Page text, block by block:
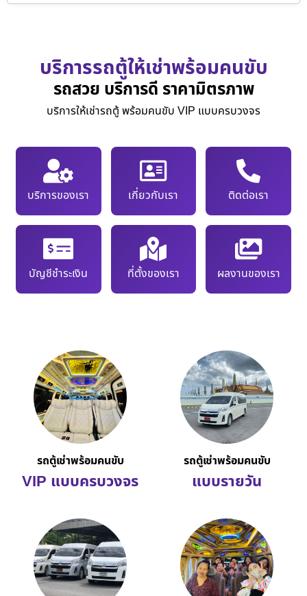
บริการรถตู้ให้เช่าพร้อมคนขับ
รถสวย บริการดี ราคามิตรภาพ
บริการให้เช่ารถตู้ พร้อมคนขับ VIP แบบครบวงจร
บริการของเรา เกี่ยวกับเรา ติดต่อเรา
บัญชีชำระเงิน ที่ตั้งของเรา ผลงานของเรา
รถตู้เช่าพร้อมคนขับ
VIP แบบครบวงจร
รถตู้เช่าพร้อมคนขับ
แบบรายวัน